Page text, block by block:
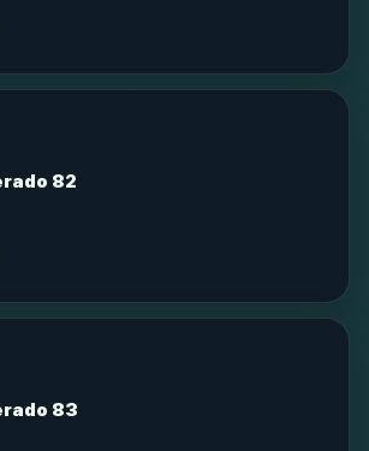
82
83